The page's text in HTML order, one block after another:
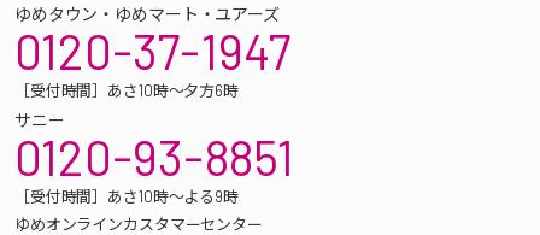
ゆめタウン・ゆめマート・ユアーズ
0120-37-1947
［受付時間］あさ10時～夕方6時
サニー
0120-93-8851
［受付時間］あさ10時～よる9時
ゆめオンラインカスタマーセンター